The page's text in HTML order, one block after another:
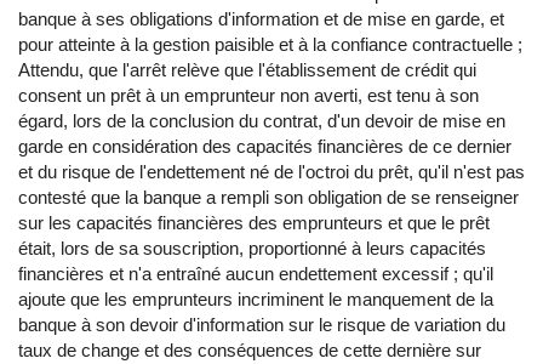
banque à ses obligations d'information et de mise en garde, et
pour atteinte à la gestion paisible et à la confiance contractuelle ;
Attendu, que l'arrêt relève que l'établissement de crédit qui
consent un prêt à un emprunteur non averti, est tenu à son
égard, lors de la conclusion du contrat, d'un devoir de mise en
garde en considération des capacités financières de ce dernier
et du risque de l'endettement né de l'octroi du prêt, qu'il n'est pas
contesté que la banque a rempli son obligation de se renseigner
sur les capacités financières des emprunteurs et que le prêt
était, lors de sa souscription, proportionné à leurs capacités
financières et n'a entraîné aucun endettement excessif ; qu'il
ajoute que les emprunteurs incriminent le manquement de la
banque à son devoir d'information sur le risque de variation du
taux de change et des conséquences de cette dernière sur